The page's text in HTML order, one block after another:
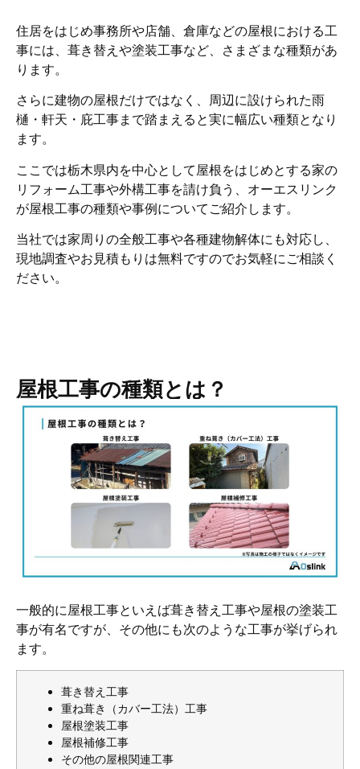
住居をはじめ事務所や店舗、倉庫などの屋根における工
事には、葺き替えや塗装工事など、さまざまな種類があ
ります。
さらに建物の屋根だけではなく、周辺に設けられた雨
樋・軒天・庇工事まで踏まえると実に幅広い種類となり
ます。
ここでは栃木県内を中心として屋根をはじめとする家の
リフォーム工事や外構工事を請け負う、オーエスリンク
が屋根工事の種類や事例についてご紹介します。
当社では家周りの全般工事や各種建物解体にも対応し、
現地調査やお見積もりは無料ですのでお気軽にご相談く
ださい。
屋根工事の種類とは？
一般的に屋根工事といえば葺き替え工事や屋根の塗装工
事が有名ですが、その他にも次のような工事が挙げられ
ます。
葺き替え工事
重ね葺き（カバー工法）工事
屋根塗装工事
屋根補修工事
その他の屋根関連工事